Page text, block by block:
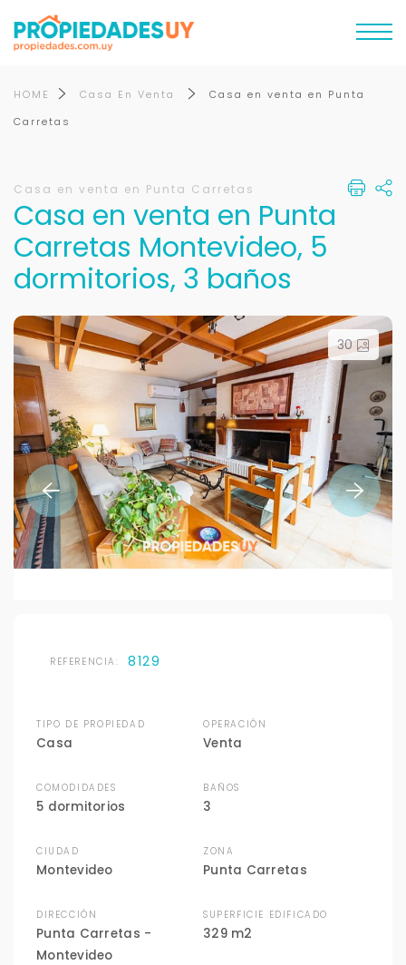
HOME Casa En Venta
Casa en venta en Punta
Carretas
Casa en venta en Punta Carretas
Casa en venta en Punta
Carretas Montevideo, 5
dormitorios, 3 baños
30
REFERENCIA: 8129
TIPO DE PROPIEDAD
Casa
OPERACIÓN
Venta
COMODIDADES
5 dormitorios
BAÑOS
3
CIUDAD
Montevideo
ZONA
Punta Carretas
DIRECCIÓN
Punta Carretas -
Montevideo
SUPERFICIE EDIFICADO
329 m2